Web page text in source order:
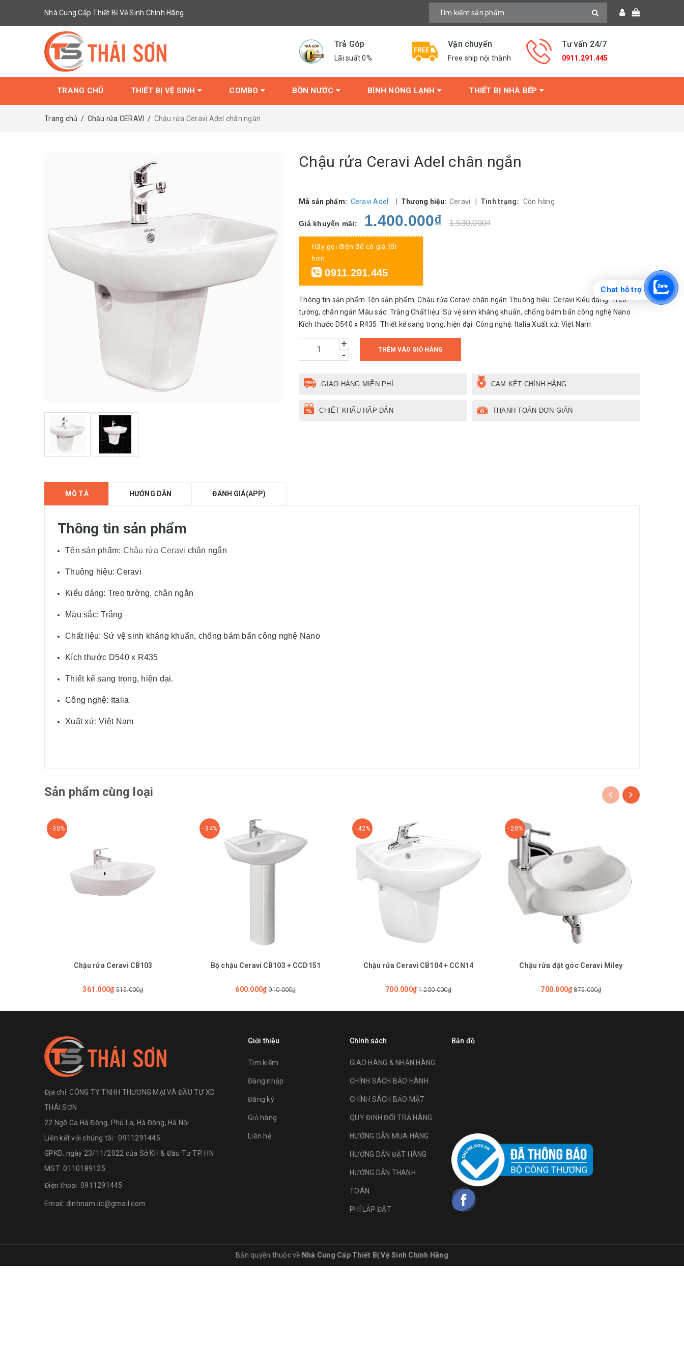
Nhà Cung Cấp Thiết Bị Vệ Sinh Chính Hãng
Trả Góp
Lãi suất 0%
Vận chuyển
Free ship nội thành
Tư vấn 24/7
0911.291.445
TRANG CHỦ THIẾT BỊ VỆ SINH COMBO BỒN NƯỚC BÌNH NÓNG LẠNH THIẾT BỊ NHÀ BẾP
Trang chủ / Chậu rửa CERAVI / Chậu rửa Ceravi Adel chân ngắn
Chậu rửa Ceravi Adel chân ngắn
Mã sản phẩm: Ceravi Adel Thương hiệu: Ceravi Tình trạng: Còn hàng
Giá khuyến mãi: 1.400.000₫ 1.530.000₫
Hãy gọi điện để có giá tốt
hơn
0911.291.445
Thông tin sản phẩm Tên sản phẩm: Chậu rửa Ceravi chân ngắn Thuông hiệu: Ceravi Kiểu dáng: Treo
tường, chân ngắn Màu sắc: Trắng Chất liệu: Sứ vệ sinh kháng khuẩn, chống bám bẩn công nghệ Nano
Kích thước D540 x R435 Thiết kế sang trọng, hiện đại. Công nghệ: Italia Xuất xứ: Việt Nam
+
-
THÊM VÀO GIỎ HÀNG
GIAO HÀNG MIỄN PHÍ CAM KẾT CHÍNH HÃNG
CHIẾT KHẤU HẤP DẪN THANH TOÁN ĐƠN GIẢN
MÔ TẢ HƯỚNG DẪN ĐÁNH GIÁ(APP)
Thông tin sản phẩm
Tên sản phẩm: Chậu rửa Ceravi chân ngắn
Thuông hiệu: Ceravi
Kiểu dáng: Treo tường, chân ngắn
Màu sắc: Trắng
Chất liệu: Sứ vệ sinh kháng khuẩn, chống bám bẩn công nghệ Nano
Kích thước D540 x R435
Thiết kế sang trọng, hiện đại.
Công nghệ: Italia
Xuất xứ: Việt Nam
Sản phẩm cùng loại
- 30%
Chậu rửa Ceravi CB103
361.000₫ 515.000₫
- 34%
Bộ chậu Ceravi CB103 + CCD151
600.000₫ 910.000₫
- 42%
Chậu rửa Ceravi CB104 + CCN14
700.000₫ 1.200.000₫
- 20%
Chậu rửa đặt góc Ceravi Miley
700.000₫ 875.000₫
Địa chỉ:CÔNG TY TNHH THƯƠNG MẠI VÀ ĐẦU TƯ XD
THÁI SƠN
22 Ngõ Ga Hà Đông, Phú La, Hà Đông, Hà Nội
Liên kết với chúng tôi : 0911291445
GPKD: ngày 23/11/2022 của Sở KH & Đầu Tư TP. HN
MST: 0110189125
Điện thoại: 0911291445
Email: dinhnam.iic@gmail.com
Giới thiệu
Tìm kiếm
Đăng nhập
Đăng ký
Giỏ hàng
Liên hệ
Chính sách
GIAO HÀNG & NHẬN HÀNG
CHÍNH SÁCH BẢO HÀNH
CHÍNH SÁCH BẢO MẬT
QUY ĐỊNH ĐỔI TRẢ HÀNG
HƯỚNG DẪN MUA HÀNG
HƯỚNG DẪN ĐẶT HÀNG
HƯỚNG DẪN THANH
TOÁN
PHÍ LẮP ĐẶT
Bản đồ
Bản quyền thuộc về Nhà Cung Cấp Thiết Bị Vệ Sinh Chính Hãng
Chat hỗ trợ